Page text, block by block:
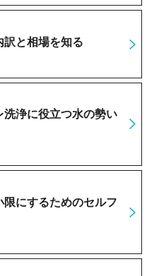
訳と相場を知る
浄に役立つ水の勢い
にするためのセルフ